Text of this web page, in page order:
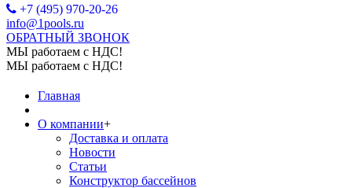
+7 (495) 970-20-26
info@1pools.ru
ОБРАТНЫЙ ЗВОНОК
МЫ работаем с НДС!
МЫ работаем с НДС!
Главная
О компании+
Доставка и оплата
Новости
Статьи
Конструктор бассейнов